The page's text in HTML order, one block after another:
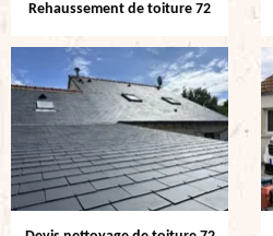
Rehaussement de toiture 72